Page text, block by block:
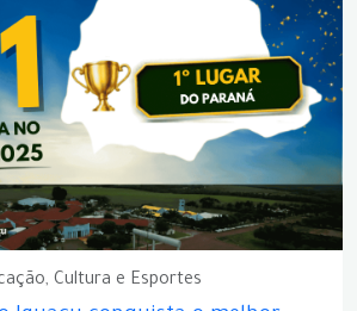
Cultura e Esportes